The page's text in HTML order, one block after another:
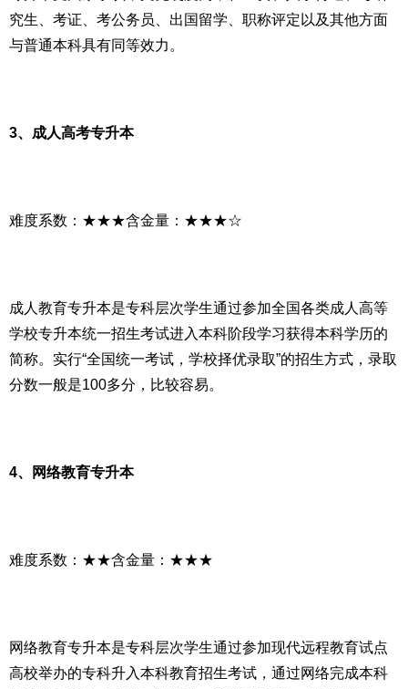
究生、考证、考公务员、出国留学、职称评定以及其他方面
与普通本科具有同等效力。
3、成人高考专升本
难度系数：★★★含金量：★★★☆
成人教育专升本是专科层次学生通过参加全国各类成人高等
学校专升本统一招生考试进入本科阶段学习获得本科学历的
简称。实行“全国统一考试，学校择优录取”的招生方式，录取
分数一般是100多分，比较容易。
4、网络教育专升本
难度系数：★★含金量：★★★
网络教育专升本是专科层次学生通过参加现代远程教育试点
高校举办的专科升入本科教育招生考试，通过网络完成本科